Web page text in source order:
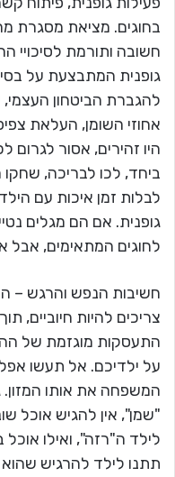
בחוגים. מציאת מסגרת
חשובה ותורמת לסיכויי
גופנית המתבצעת על
להגברת הביטחון
אחוזי השומן, העלאת
היו זהירים, אסור לגרום
ביחד, לכו לבריכה,
לבלות זמן איכות עם
גופנית. אם הם מגלים
לחוגים המתאימים, אבל
חשיבות הנפש והרגש –
צריכים להיות חיוביים,
התעסקות מוגזמת של
על ילדיכם. אל תעשו
המשפחה את אותו
"שמן", אין להגיש אוכל
לילד ה"רזה", ואילו אוכל
תתנו לילד להרגיש